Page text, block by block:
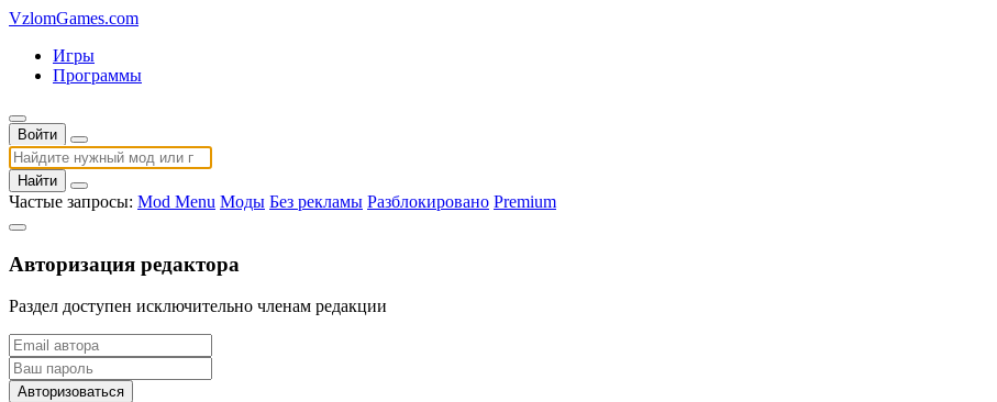
VzlomGames.com
Игры
Программы
Войти
Найти
Частые запросы: Mod Menu Моды Без рекламы Разблокировано Premium
Авторизация редактора
Раздел доступен исключительно членам редакции
Авторизоваться